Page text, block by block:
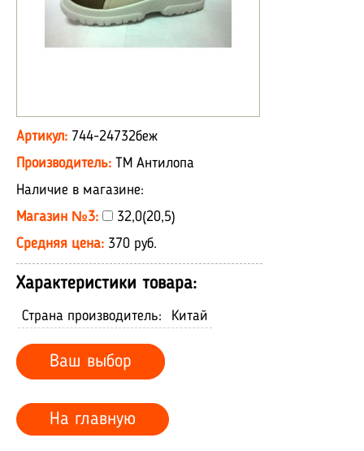
Артикул: 744-24732беж
Производитель: ТМ Антилопа
Наличие в магазине:
Магазин №3:
32,0(20,5)
Средняя цена: 370 руб.
Характеристики товара:
Страна производитель: Китай
Ваш выбор
На главную